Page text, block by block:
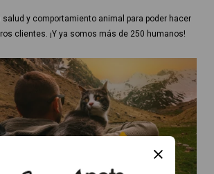
salud y comportamiento animal para poder hacer
clientes. ¡Y ya somos más de 250 humanos!